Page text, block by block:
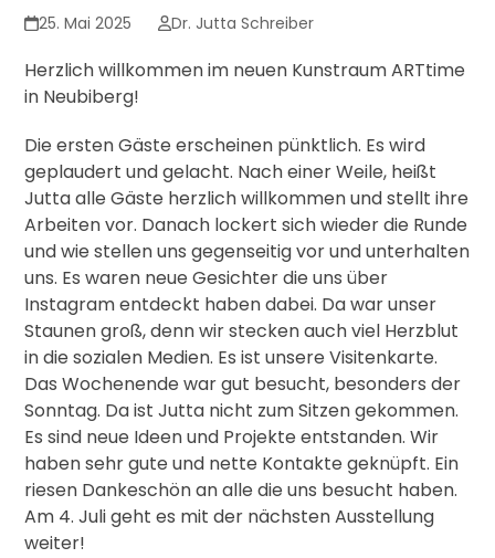
25. Mai 2025 Dr. Jutta Schreiber
Herzlich willkommen im neuen Kunstraum ARTtime
in Neubiberg!
Die ersten Gäste erscheinen pünktlich. Es wird
geplaudert und gelacht. Nach einer Weile, heißt
Jutta alle Gäste herzlich willkommen und stellt ihre
Arbeiten vor. Danach lockert sich wieder die Runde
und wie stellen uns gegenseitig vor und unterhalten
uns. Es waren neue Gesichter die uns über
Instagram entdeckt haben dabei. Da war unser
Staunen groß, denn wir stecken auch viel Herzblut
in die sozialen Medien. Es ist unsere Visitenkarte.
Das Wochenende war gut besucht, besonders der
Sonntag. Da ist Jutta nicht zum Sitzen gekommen.
Es sind neue Ideen und Projekte entstanden. Wir
haben sehr gute und nette Kontakte geknüpft. Ein
riesen Dankeschön an alle die uns besucht haben.
Am 4. Juli geht es mit der nächsten Ausstellung
weiter!